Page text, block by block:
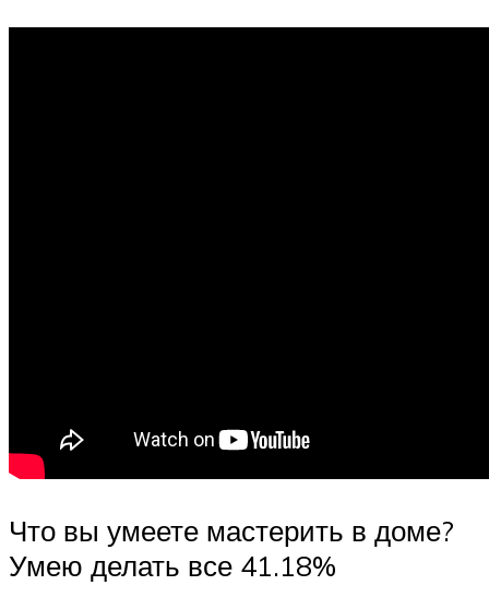
Что вы умеете мастерить в доме?
Умею делать все 41.18%